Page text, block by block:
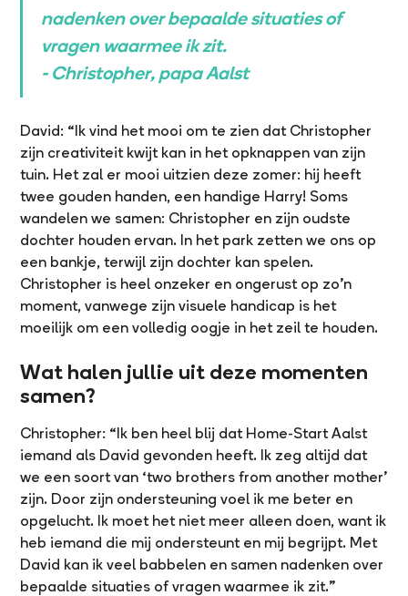
nadenken over bepaalde situaties of
vragen waarmee ik zit.
- Christopher, papa Aalst
David: “Ik vind het mooi om te zien dat Christopher
zijn creativiteit kwijt kan in het opknappen van zijn
tuin. Het zal er mooi uitzien deze zomer: hij heeft
twee gouden handen, een handige Harry! Soms
wandelen we samen: Christopher en zijn oudste
dochter houden ervan. In het park zetten we ons op
een bankje, terwijl zijn dochter kan spelen.
Christopher is heel onzeker en ongerust op zo’n
moment, vanwege zijn visuele handicap is het
moeilijk om een volledig oogje in het zeil te houden.
Wat halen jullie uit deze momenten
samen?
Christopher: “Ik ben heel blij dat Home-Start Aalst
iemand als David gevonden heeft. Ik zeg altijd dat
we een soort van ‘two brothers from another mother’
zijn. Door zijn ondersteuning voel ik me beter en
opgelucht. Ik moet het niet meer alleen doen, want ik
heb iemand die mij ondersteunt en mij begrijpt. Met
David kan ik veel babbelen en samen nadenken over
bepaalde situaties of vragen waarmee ik zit.”